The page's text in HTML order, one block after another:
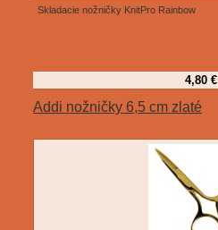
Skladacie nožničky KnitPro Rainbow
4,80 €
Addi nožničky 6,5 cm zlaté